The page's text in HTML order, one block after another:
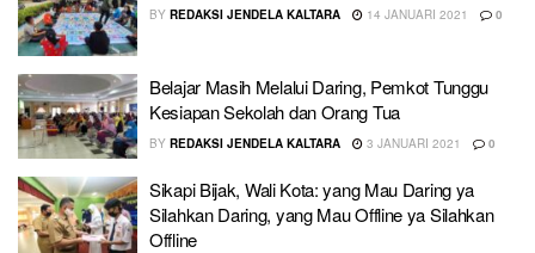
BY REDAKSI JENDELA KALTARA 14 JANUARI 2021 0
Belajar Masih Melalui Daring, Pemkot Tunggu
Kesiapan Sekolah dan Orang Tua
BY REDAKSI JENDELA KALTARA 3 JANUARI 2021 0
Sikapi Bijak, Wali Kota: yang Mau Daring ya
Silahkan Daring, yang Mau Offline ya Silahkan
Offline